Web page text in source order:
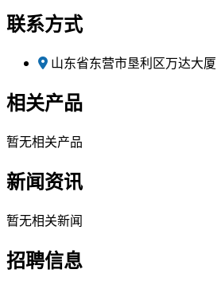
联系方式
山东省东营市垦利区万达大厦
相关产品
暂无相关产品
新闻资讯
暂无相关新闻
招聘信息